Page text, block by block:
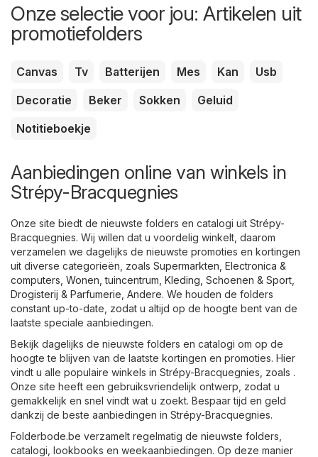
Onze selectie voor jou: Artikelen uit
promotiefolders
Canvas Tv Batterijen Mes Kan
Usb
Decoratie
Beker Sokken
Geluid
Notitieboekje
Aanbiedingen online van winkels in
Strépy-Bracquegnies
Onze site biedt de nieuwste folders en catalogi uit Strépy-
Bracquegnies. Wij willen dat u voordelig winkelt, daarom
verzamelen we dagelijks de nieuwste promoties en kortingen
uit diverse categorieën, zoals Supermarkten Electronica &
computers Wonen, tuincentrum Kleding, Schoenen & Sport
Drogisterij & Parfumerie Andere. We houden de folders
constant up-to-date, zodat u altijd op de hoogte bent van de
laatste speciale aanbiedingen.
Bekijk dagelijks de nieuwste folders en catalogi om op de
hoogte te blijven van de laatste kortingen en promoties. Hier
vindt u alle populaire winkels in Strépy-Bracquegnies, zoals .
Onze site heeft een gebruiksvriendelijk ontwerp, zodat u
gemakkelijk en snel vindt wat u zoekt. Bespaar tijd en geld
dankzij de beste aanbiedingen in Strépy-Bracquegnies.
Folderbode.be verzamelt regelmatig de nieuwste folders,
catalogi, lookbooks en weekaanbiedingen. Op deze manier